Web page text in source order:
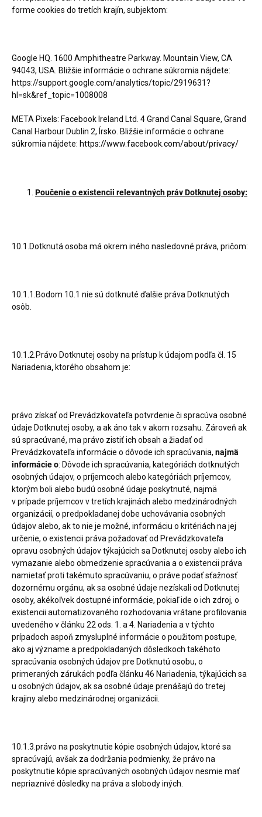
forme cookies do tretích krajín, subjektom:
Google HQ. 1600 Amphitheatre Parkway. Mountain View, CA
94043, USA. Bližšie informácie o ochrane súkromia nájdete:
https://support.google.com/analytics/topic/2919631?
hl=sk&ref_topic=1008008
META Pixels: Facebook Ireland Ltd. 4 Grand Canal Square, Grand
Canal Harbour Dublin 2, Írsko. Bližšie informácie o ochrane
súkromia nájdete: https://www.facebook.com/about/privacy/
Poučenie o existencii relevantných práv Dotknutej osoby:
10.1.Dotknutá osoba má okrem iného nasledovné práva, pričom:
10.1.1.Bodom 10.1 nie sú dotknuté ďalšie práva Dotknutých
osôb.
10.1.2.Právo Dotknutej osoby na prístup k údajom podľa čl. 15
Nariadenia, ktorého obsahom je:
právo získať od Prevádzkovateľa potvrdenie či spracúva osobné
údaje Dotknutej osoby, a ak áno tak v akom rozsahu. Zároveň ak
sú spracúvané, ma právo zistiť ich obsah a žiadať od
Prevádzkovateľa informácie o dôvode ich spracúvania, najmä
informácie o: Dôvode ich spracúvania, kategóriách dotknutých
osobných údajov, o príjemcoch alebo kategóriách príjemcov,
ktorým boli alebo budú osobné údaje poskytnuté, najmä
v prípade príjemcov v tretích krajinách alebo medzinárodných
organizácií, o predpokladanej dobe uchovávania osobných
údajov alebo, ak to nie je možné, informáciu o kritériách na jej
určenie, o existencii práva požadovať od Prevádzkovateľa
opravu osobných údajov týkajúcich sa Dotknutej osoby alebo ich
vymazanie alebo obmedzenie spracúvania a o existencii práva
namietať proti takémuto spracúvaniu, o práve podať sťažnosť
dozornému orgánu, ak sa osobné údaje nezískali od Dotknutej
osoby, akékoľvek dostupné informácie, pokiaľ ide o ich zdroj, o
existencii automatizovaného rozhodovania vrátane profilovania
uvedeného v článku 22 ods. 1. a 4. Nariadenia a v týchto
prípadoch aspoň zmysluplné informácie o použitom postupe,
ako aj význame a predpokladaných dôsledkoch takéhoto
spracúvania osobných údajov pre Dotknutú osobu, o
primeraných zárukách podľa článku 46 Nariadenia, týkajúcich sa
u osobných údajov, ak sa osobné údaje prenášajú do tretej
krajiny alebo medzinárodnej organizácii.
10.1.3.právo na poskytnutie kópie osobných údajov, ktoré sa
spracúvajú, avšak za dodržania podmienky, že právo na
poskytnutie kópie spracúvaných osobných údajov nesmie mať
nepriaznivé dôsledky na práva a slobody iných.